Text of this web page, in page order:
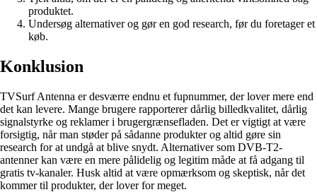
produktet.
Undersøg alternativer og gør en god research, før du foretager et
køb.
Konklusion
TVSurf Antenna er desværre endnu et fupnummer, der lover mere end
det kan levere. Mange brugere rapporterer dårlig billedkvalitet, dårlig
signalstyrke og reklamer i brugergrænsefladen. Det er vigtigt at være
forsigtig, når man støder på sådanne produkter og altid gøre sin
research for at undgå at blive snydt. Alternativer som DVB-T2-
antenner kan være en mere pålidelig og legitim måde at få adgang til
gratis tv-kanaler. Husk altid at være opmærksom og skeptisk, når det
kommer til produkter, der lover for meget.